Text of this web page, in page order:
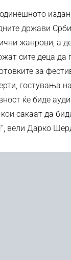
држави
жанрови, а
сите деца да
за
гостувања
ќе биде
сакаат да
вели Дарко